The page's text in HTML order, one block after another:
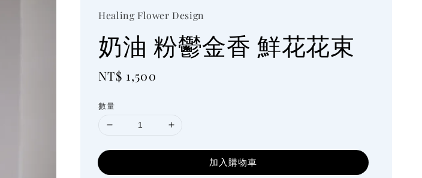
Healing Flower Design
奶油 粉鬱金香 鮮花花束
Regular
NT$ 1,500
數量
加入購物車